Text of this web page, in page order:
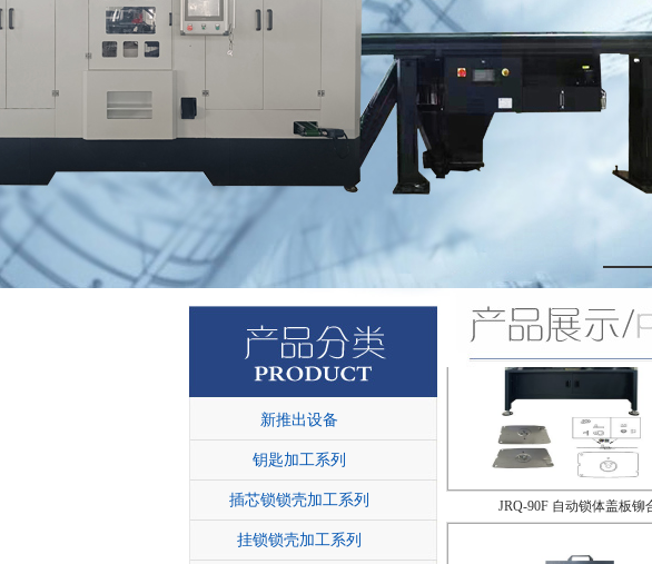
新推出设备
钥匙加工系列
插芯锁锁壳加工系列
挂锁锁壳加工系列
JRQ-90F 自动锁体盖板铆合